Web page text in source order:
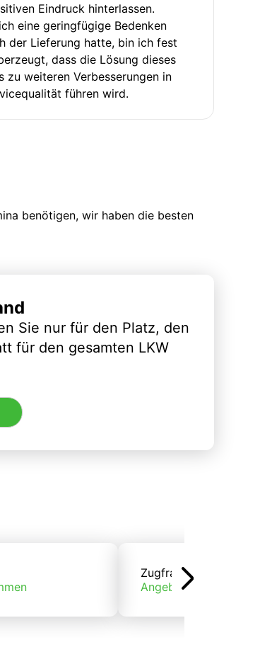
Eindruck hinterlassen.
eine geringfügige Bedenken
der Lieferung hatte, bin ich fest
dass die Lösung dieses
zu weiteren Verbesserungen in
führen wird.
benötigen, wir haben die besten
Sie nur für den Platz, den
für den gesamten LKW
Zugfracht
Angebote bekommen